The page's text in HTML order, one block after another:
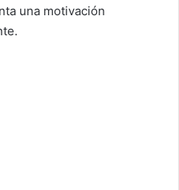
una motivación